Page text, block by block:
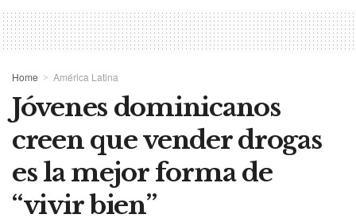
Home América Latina
Jóvenes dominicanos
creen que vender drogas
es la mejor forma de
“vivir bien”